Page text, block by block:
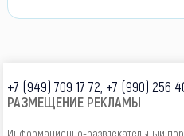
+7 (949) 709 17 72, +7 (990) 256
РАЗМЕЩЕНИЕ РЕКЛАМЫ
Информационно-развлекательный